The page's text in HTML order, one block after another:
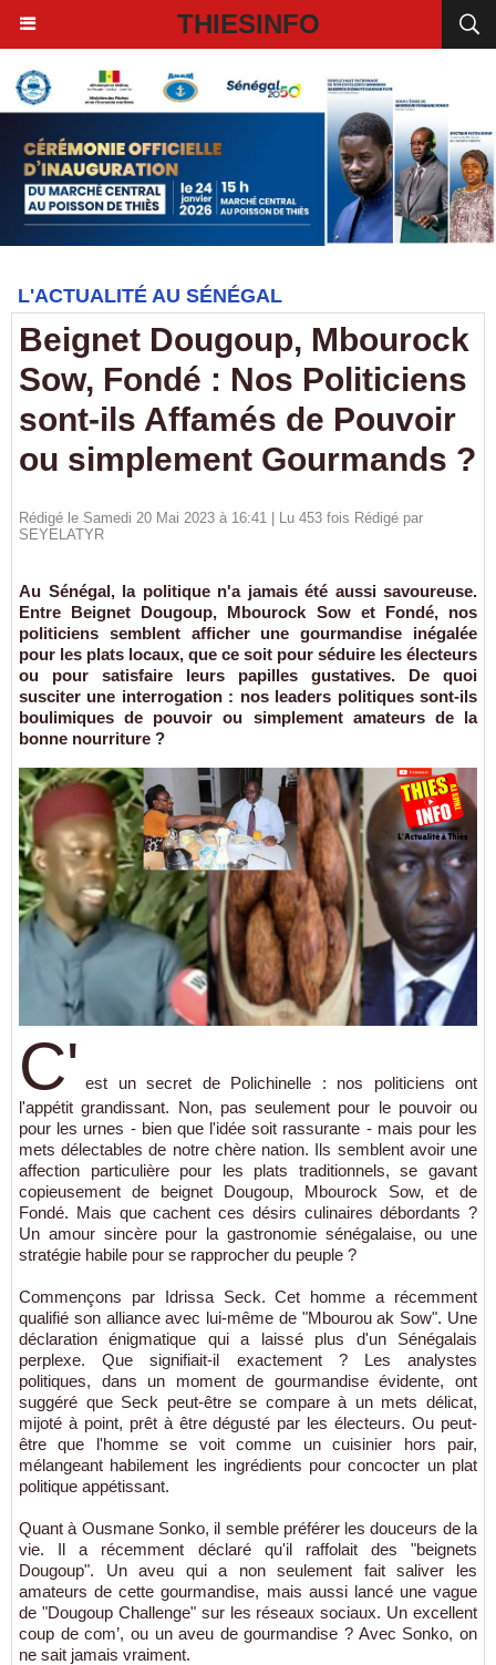
THIESINFO
L'ACTUALITÉ AU SÉNÉGAL
Beignet Dougoup, Mbourock
Sow, Fondé : Nos Politiciens
sont-ils Affamés de Pouvoir
ou simplement Gourmands ?
Rédigé le Samedi 20 Mai 2023 à 16:41 | Lu 453 fois Rédigé par
SEYELATYR
Au Sénégal, la politique n'a jamais été aussi savoureuse.
Entre Beignet Dougoup, Mbourock Sow et Fondé, nos
politiciens semblent afficher une gourmandise inégalée
pour les plats locaux, que ce soit pour séduire les électeurs
ou pour satisfaire leurs papilles gustatives. De quoi
susciter une interrogation : nos leaders politiques sont-ils
boulimiques de pouvoir ou simplement amateurs de la
bonne nourriture ?
C' est un secret de Polichinelle : nos politiciens ont
l'appétit grandissant. Non, pas seulement pour le pouvoir ou
pour les urnes - bien que l'idée soit rassurante - mais pour les
mets délectables de notre chère nation. Ils semblent avoir une
affection particulière pour les plats traditionnels, se gavant
copieusement de beignet Dougoup, Mbourock Sow, et de
Fondé. Mais que cachent ces désirs culinaires débordants ?
Un amour sincère pour la gastronomie sénégalaise, ou une
stratégie habile pour se rapprocher du peuple ?
Commençons par Idrissa Seck. Cet homme a récemment
qualifié son alliance avec lui-même de "Mbourou ak Sow". Une
déclaration énigmatique qui a laissé plus d'un Sénégalais
perplexe. Que signifiait-il exactement ? Les analystes
politiques, dans un moment de gourmandise évidente, ont
suggéré que Seck peut-être se compare à un mets délicat,
mijoté à point, prêt à être dégusté par les électeurs. Ou peut-
être que l'homme se voit comme un cuisinier hors pair,
mélangeant habilement les ingrédients pour concocter un plat
politique appétissant.
Quant à Ousmane Sonko, il semble préférer les douceurs de la
vie. Il a récemment déclaré qu'il raffolait des "beignets
Dougoup". Un aveu qui a non seulement fait saliver les
amateurs de cette gourmandise, mais aussi lancé une vague
de "Dougoup Challenge" sur les réseaux sociaux. Un excellent
coup de com’, ou un aveu de gourmandise ? Avec Sonko, on
ne sait jamais vraiment.